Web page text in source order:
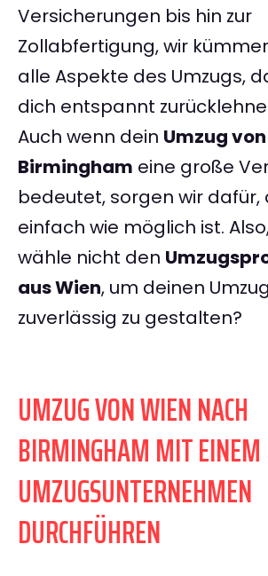
Versicherungen bis hin zur
Zollabfertigung, wir
alle Aspekte des Umzugs,
dich entspannt
Auch wenn dein Umzug
Birmingham eine große
bedeutet, sorgen wir dafür,
einfach wie möglich ist.
wähle nicht den
aus Wien, um deinen
zuverlässig zu gestalten?
UMZUG VON WIEN NACH
BIRMINGHAM MIT EINEM
UMZUGSUNTERNEHMEN
DURCHFÜHREN